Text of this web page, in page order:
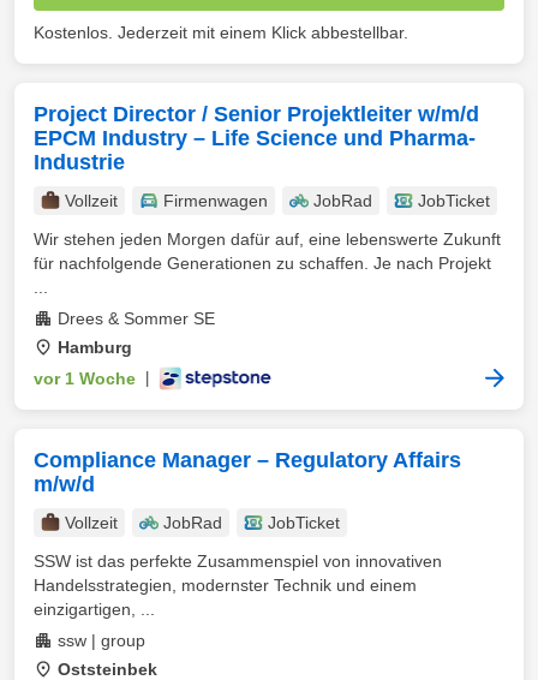
Kostenlos. Jederzeit mit einem Klick abbestellbar.
Project Director / Senior Projektleiter w/m/d
EPCM Industry – Life Science und Pharma-
Industrie
Vollzeit Firmenwagen JobRad
JobTicket
Wir stehen jeden Morgen dafür auf, eine lebenswerte Zukunft
für nachfolgende Generationen zu schaffen. Je nach Projekt
Drees & Sommer SE
Hamburg
vor 1 Woche
Compliance Manager – Regulatory Affairs
m/w/d
Vollzeit JobRad
JobTicket
SSW ist das perfekte Zusammenspiel von innovativen
Handelsstrategien, modernster Technik und einem
einzigartigen, ...
ssw | group
Oststeinbek